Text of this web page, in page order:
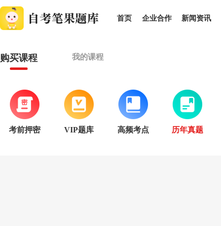
首页 企业合作 新闻资讯
购买课程 我的课程
考前押密 VIP题库 高频考点 历年真题